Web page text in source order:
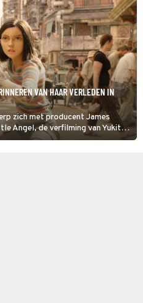
VAN HAAR VERLEDEN IN
zich met producent James
Angel, de verfilming van Yukito
Battle angel Alita.